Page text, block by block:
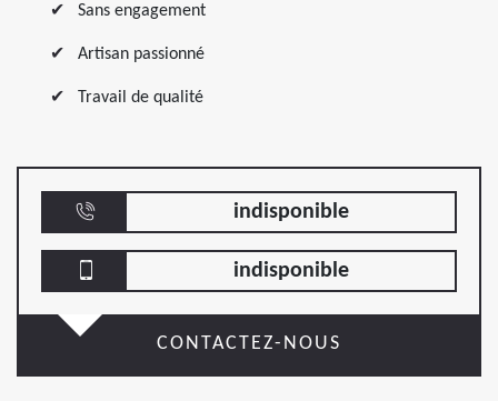
Sans engagement
Artisan passionné
Travail de qualité
indisponible
indisponible
CONTACTEZ-NOUS